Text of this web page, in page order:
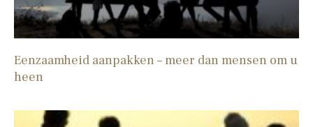
Eenzaamheid aanpakken – meer dan mensen om u
heen